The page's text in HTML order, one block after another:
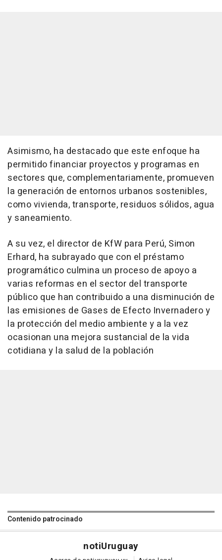
Asimismo, ha destacado que este enfoque ha
permitido financiar proyectos y programas en
sectores que, complementariamente, promueven
la generación de entornos urbanos sostenibles,
como vivienda, transporte, residuos sólidos, agua
y saneamiento.
A su vez, el director de KfW para Perú, Simon
Erhard, ha subrayado que con el préstamo
programático culmina un proceso de apoyo a
varias reformas en el sector del transporte
público que han contribuido a una disminución de
las emisiones de Gases de Efecto Invernadero y
la protección del medio ambiente y a la vez
ocasionan una mejora sustancial de la vida
cotidiana y la salud de la población
Contenido patrocinado
notiUruguay